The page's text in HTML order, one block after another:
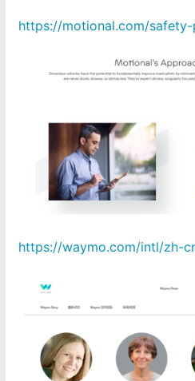
https://motional.com/
https://waymo.com/intl/zh-